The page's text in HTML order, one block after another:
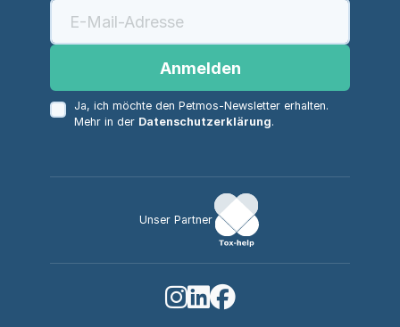
Anmelden
Ja, ich möchte den Petmos-Newsletter erhalten.
Mehr in der Datenschutzerklärung.
Unser Partner